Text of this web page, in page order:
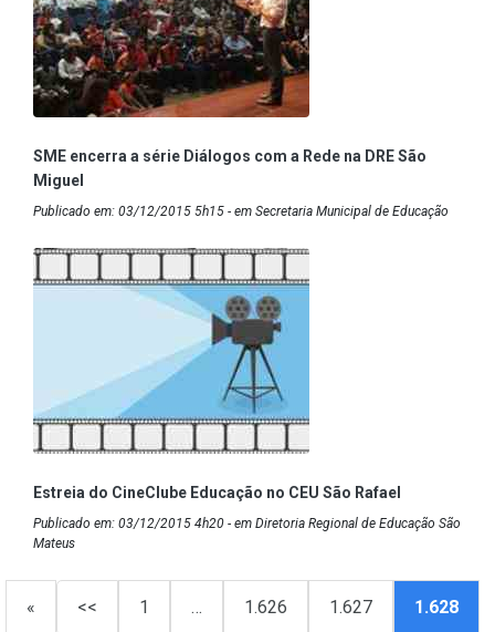
SME encerra a série Diálogos com a Rede na DRE São
Miguel
Publicado em: 03/12/2015 5h15 - em Secretaria Municipal de Educação
Estreia do CineClube Educação no CEU São Rafael
Publicado em: 03/12/2015 4h20 - em Diretoria Regional de Educação São
Mateus
« << 1 … 1.626 1.627 1.628